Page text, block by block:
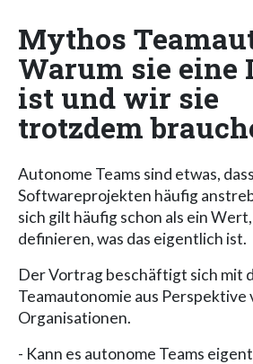
Mythos
Warum sie eine
ist und wir sie
trotzdem
Autonome Teams sind etwas,
Softwareprojekten häufig
sich gilt häufig schon als ein
definieren, was das eigentlich ist.
Der Vortrag beschäftigt sich mit
Teamautonomie aus Perspektive
Organisationen.
- Kann es autonome Teams